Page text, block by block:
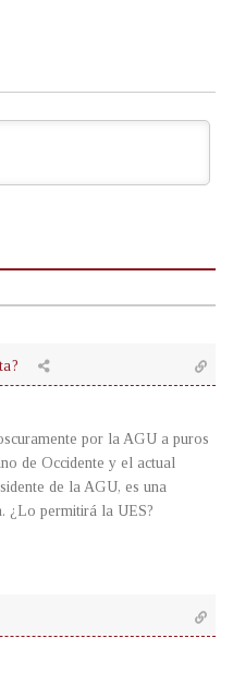
por la AGU a puros
de Occidente y el actual
de la AGU, es una
¿Lo permitirá la UES?